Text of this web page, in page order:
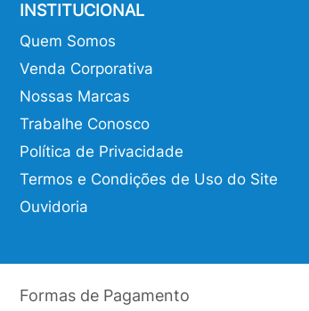
INSTITUCIONAL
Quem Somos
Venda Corporativa
Nossas Marcas
Trabalhe Conosco
Política de Privacidade
Termos e Condições de Uso do Site
Ouvidoria
Formas de Pagamento